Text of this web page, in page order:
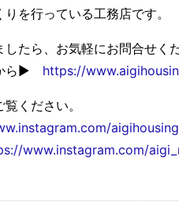
を行っている工務店です。
たら、お気軽にお問合せくだ
ら▶ https://
ください。
www.instagram.com/